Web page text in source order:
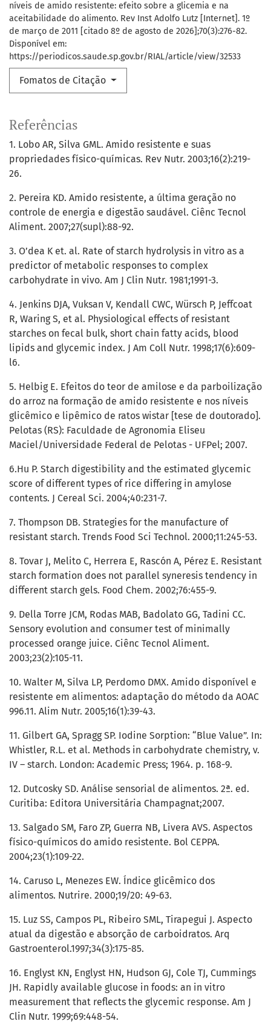
níveis de amido resistente: efeito sobre a glicemia e na
aceitabilidade do alimento. Rev Inst Adolfo Lutz [Internet]. 1º
de março de 2011 [citado 8º de agosto de 2026];70(3):276-82.
Disponível em:
https://periodicos.saude.sp.gov.br/RIAL/article/view/32533
Fomatos de Citação
Referências
1. Lobo AR, Silva GML. Amido resistente e suas
propriedades físico-químicas. Rev Nutr. 2003;16(2):219-
26.
2. Pereira KD. Amido resistente, a última geração no
controle de energia e digestão saudável. Ciênc Tecnol
Aliment. 2007;27(supl):88-92.
3. O’dea K et. al. Rate of starch hydrolysis in vitro as a
predictor of metabolic responses to complex
carbohydrate in vivo. Am J Clin Nutr. 1981;1991-3.
4. Jenkins DJA, Vuksan V, Kendall CWC, Würsch P, Jeffcoat
R, Waring S, et al. Physiological effects of resistant
starches on fecal bulk, short chain fatty acids, blood
lipids and glycemic index. J Am Coll Nutr. 1998;17(6):609-
l6.
5. Helbig E. Efeitos do teor de amilose e da parboilização
do arroz na formação de amido resistente e nos níveis
glicêmico e lipêmico de ratos wistar [tese de doutorado].
Pelotas (RS): Faculdade de Agronomia Eliseu
Maciel/Universidade Federal de Pelotas - UFPel; 2007.
6.Hu P. Starch digestibility and the estimated glycemic
score of different types of rice differing in amylose
contents. J Cereal Sci. 2004;40:231-7.
7. Thompson DB. Strategies for the manufacture of
resistant starch. Trends Food Sci Technol. 2000;11:245-53.
8. Tovar J, Melito C, Herrera E, Rascón A, Pérez E. Resistant
starch formation does not parallel syneresis tendency in
different starch gels. Food Chem. 2002;76:455-9.
9. Della Torre JCM, Rodas MAB, Badolato GG, Tadini CC.
Sensory evolution and consumer test of minimally
processed orange juice. Ciênc Tecnol Aliment.
2003;23(2):105-11.
10. Walter M, Silva LP, Perdomo DMX. Amido disponível e
resistente em alimentos: adaptação do método da AOAC
996.11. Alim Nutr. 2005;16(1):39-43.
11. Gilbert GA, Spragg SP. Iodine Sorption: “Blue Value”. In:
Whistler, R.L. et al. Methods in carbohydrate chemistry, v.
IV – starch. London: Academic Press; 1964. p. 168-9.
12. Dutcosky SD. Análise sensorial de alimentos. 2ª. ed.
Curitiba: Editora Universitária Champagnat;2007.
13. Salgado SM, Faro ZP, Guerra NB, Livera AVS. Aspectos
físico-químicos do amido resistente. Bol CEPPA.
2004;23(1):109-22.
14. Caruso L, Menezes EW. Índice glicêmico dos
alimentos. Nutrire. 2000;19/20: 49-63.
15. Luz SS, Campos PL, Ribeiro SML, Tirapegui J. Aspecto
atual da digestão e absorção de carboidratos. Arq
Gastroenterol.1997;34(3):175-85.
16. Englyst KN, Englyst HN, Hudson GJ, Cole TJ, Cummings
JH. Rapidly available glucose in foods: an in vitro
measurement that reflects the glycemic response. Am J
Clin Nutr. 1999;69:448-54.